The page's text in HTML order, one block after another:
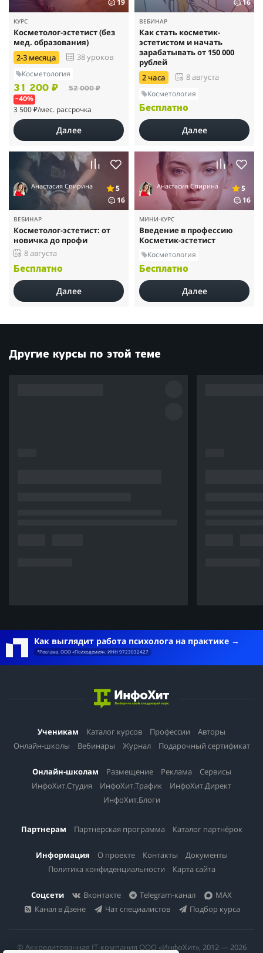
КУРС
Косметолог-эстетист (без
мед. образования)
2-3 месяца
38 уроков
Косметология
31 200 ₽ 52 000 ₽
–40%
3 500 ₽/мес. рассрочка
Далее
ВЕБИНАР
Как стать косметик-
эстетистом и начать
зарабатывать от 150 000
рублей
2 часа
8 августа
Косметология
Бесплатно
Далее
Анастасия Спирина
5
16
ВЕБИНАР
Косметолог-эстетист: от
новичка до профи
8 августа
Бесплатно
Далее
Анастасия Спирина
5
16
МИНИ-КУРС
Введение в профессию
Косметик-эстетист
Косметология
Бесплатно
Далее
Другие курсы по этой теме
Как выглядит работа психолога на практике
*Реклама. ООО «Психодемия». ИНН 9723032427
Ученикам Каталог курсов Профессии
Авторы
Онлайн-школы
Вебинары Журнал Подарочный сертификат
Онлайн-школам Размещение Реклама
Сервисы
ИнфоХит.Студия
ИнфоХит.Трафик
ИнфоХит.Директ
ИнфоХит.Блоги
Партнерам Партнерская программа Каталог партнёрок
Информация О проекте Контакты
Документы
Политика конфиденциальности
Карта сайта
Соцсети Вконтакте Telegram-канал
MAX
Канал в Дзене
Чат специалистов Подбор курса
© Аккредитованная IT-компания ООО «ИнфоХит», 2012 — 2026